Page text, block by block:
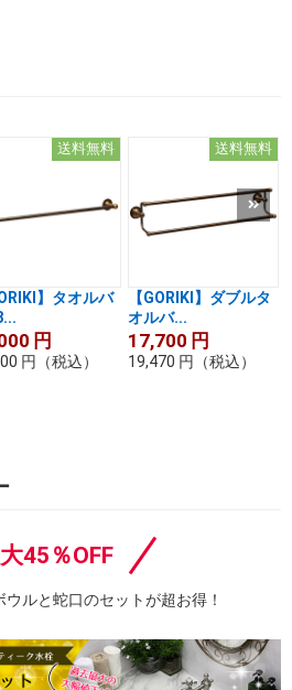
送料無料
】タオルバ
円
円 （税込）
送料無料
【GORIKI】ダブルタ
オルバ...
17,700 円
19,470 円 （税込）
45％OFF
ウルと蛇口のセットが超お得！